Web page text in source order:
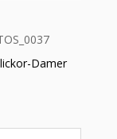
Damer